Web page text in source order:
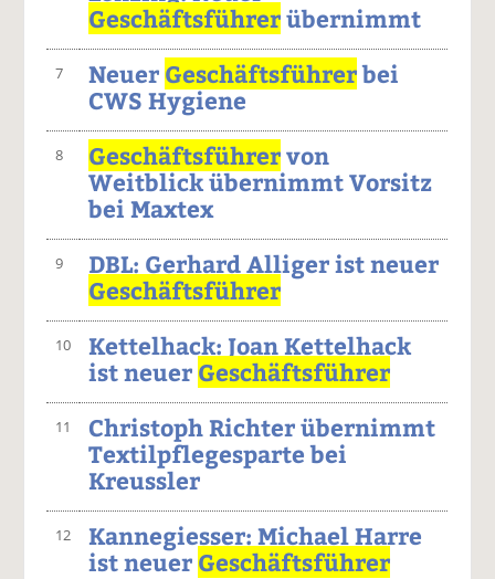
Geschäftsführerübernimmt
7 Neuer Geschäftsführerbei
CWS Hygiene
8 Geschäftsführervon
Weitblick übernimmt Vorsitz
bei Maxtex
9
DBL: Gerhard Alliger ist neuer
Geschäftsführer
10
Kettelhack: Joan Kettelhack
ist neuer Geschäftsführer
11
Christoph Richter übernimmt
Textilpflegesparte bei
Kreussler
12
Kannegiesser: Michael Harre
ist neuer Geschäftsführer